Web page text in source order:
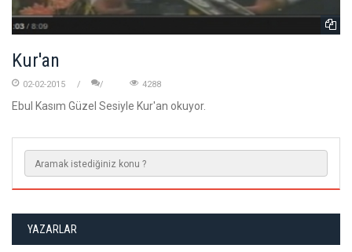
Kur'an
02-02-2015 4288
Ebul Kasım Güzel Sesiyle Kur'an okuyor.
YAZARLAR